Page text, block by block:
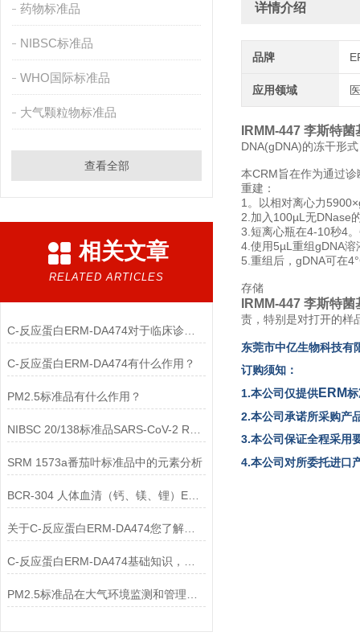
药物标准品
NIBSC标准品
WHO国际标准品
大气颗粒物标准品
查看全部
相关文章
RELATED ARTICLES
C-反应蛋白ERM-DA474对于临床诊断至关重要
C-反应蛋白ERM-DA474有什么作用？
PM2.5标准品有什么作用？
SRM 1573a番茄叶标准品中的元素分析
BCR-304 人体血清（钙、镁、锂）ERM标准品
关于C-反应蛋白ERM-DA474您了解多少？
详情介绍
品牌
应用领域
IRMM-447 李斯特
DNA(gDNA)的冻干形
本CRM旨在作为通过
重建：
1。以相对离心力
2.加入100µL无DNase
3.短离心瓶在4-10秒4
4.使用5µL重组gDNA溶
5.重组后，gDNA可在
存储
IRMM-447 李斯特
责，特别是对打开的样
东莞市中亿生物科技有
订购须知：
1.本公司仅提供ERM
2.本公司承诺所采购产
3.本公司保证全程采用
4.本公司对所委托进口